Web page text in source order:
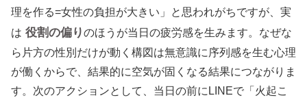
理を作る=女性の負担が大きい」と思われがちですが、実
は 役割の偏りのほうが当日の疲労感を生みます。なぜな
ら片方の性別だけが動く構図は無意識に序列感を生む心理
が働くからで、結果的に空気が固くなる結果につながりま
す。次のアクションとして、当日の前にLINEで「火起こ